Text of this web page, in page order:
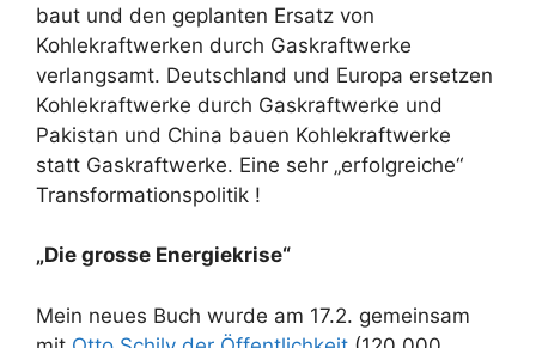
baut und den geplanten Ersatz von
Kohlekraftwerken durch Gaskraftwerke
verlangsamt. Deutschland und Europa ersetzen
Kohlekraftwerke durch Gaskraftwerke und
Pakistan und China bauen Kohlekraftwerke
statt Gaskraftwerke. Eine sehr „erfolgreiche“
Transformationspolitik !
„Die grosse Energiekrise“
Mein neues Buch wurde am 17.2. gemeinsam